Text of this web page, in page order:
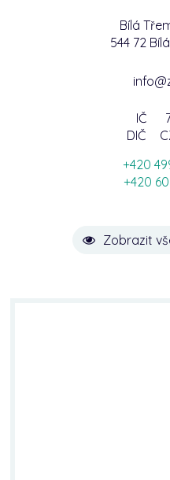
Bílá
544 72
IČ
DIČ
+420
+420
Zobrazit